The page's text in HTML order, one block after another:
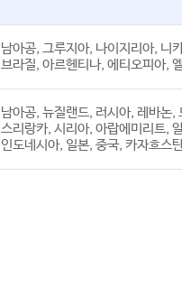
남아공, 그루지아, 나이지리아, 니
브라질, 아르헨티나, 에티오피아,
남아공, 뉴질랜드, 러시아, 레바논
스리랑카, 시리아, 아랍에미리트,
인도네시아, 일본, 중국, 카자흐스